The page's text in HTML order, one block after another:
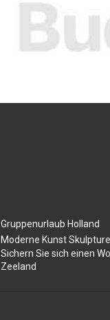
Gruppenurlaub Holland
Moderne Kunst
Sichern Sie sich einen
Zeeland